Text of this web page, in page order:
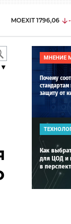
MOEXIT 1796,06
МНЕНИЕ
Почему
стандартам
защиту от
Как
для ЦОД и
в